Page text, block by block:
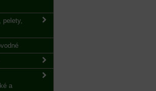
pelety,
a